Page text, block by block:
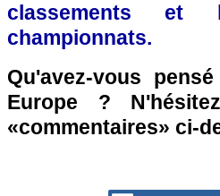
classements et
championnats.
Qu'avez-vous
Europe ?
«commentaires» ci-